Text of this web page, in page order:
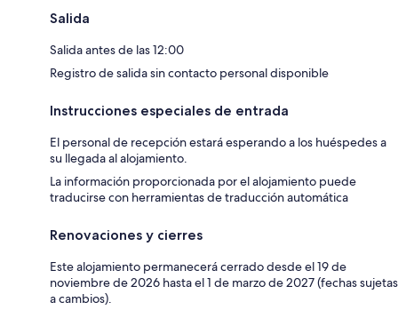
Salida
Salida antes de las 12:00
Registro de salida sin contacto personal disponible
Instrucciones especiales de entrada
El personal de recepción estará esperando a los huéspedes a
su llegada al alojamiento.
La información proporcionada por el alojamiento puede
traducirse con herramientas de traducción automática
Renovaciones y cierres
Este alojamiento permanecerá cerrado desde el 19 de
noviembre de 2026 hasta el 1 de marzo de 2027 (fechas sujetas
a cambios).